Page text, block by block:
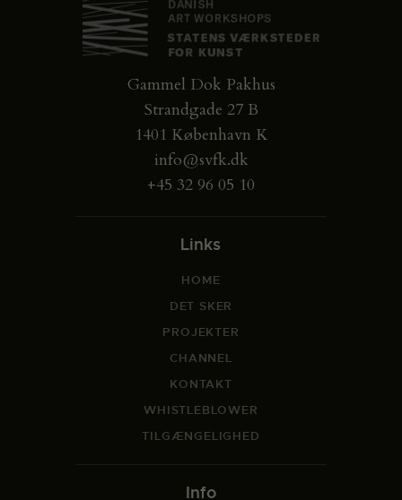
Gammel Dok Pakhus
Strandgade 27 B
1401 København K
info@svfk.dk
+45 32 96 05 10
Links
HOME
DET SKER
PROJEKTER
CHANNEL
KONTAKT
WHISTLEBLOWER
TILGÆNGELIGHED
Info